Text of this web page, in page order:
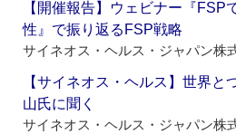
【開催報告】ウェビナー『FSP
性』で振り返るFSP戦略
サイネオス・ヘルス・ジャパン株
【サイネオス・ヘルス】世界
山氏に聞く
サイネオス・ヘルス・ジャパン株